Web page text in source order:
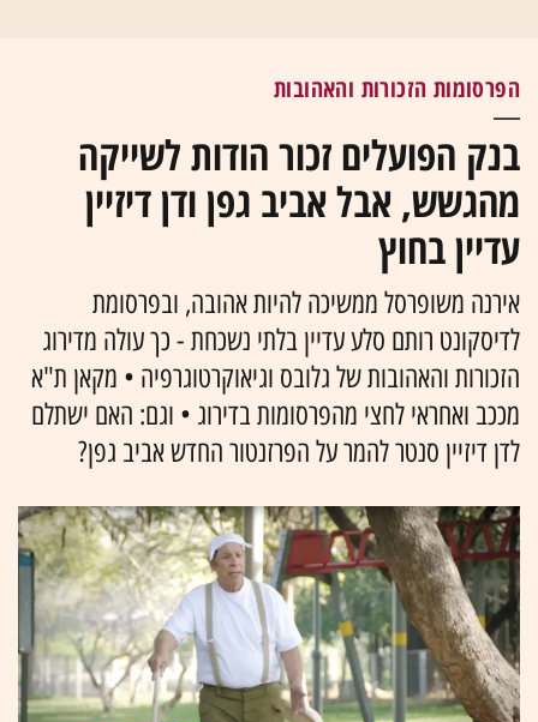
הפרסומות הזכורות והאהובות
בנק הפועלים זכור הודות לשייקה
מהגשש, אבל אביב גפן ודן דיזיין
עדיין בחוץ
אירנה משופרסל ממשיכה להיות אהובה, ובפרסומת
לדיסקונט רותם סלע עדיין בלתי נשכחת - כך עולה מדירוג
הזכורות והאהובות של גלובס וגיאוקרטוגרפיה • מקאן ת"א
מככב ואחראי לחצי מהפרסומות בדירוג • וגם: האם ישתלם
לדן דיזיין סנטר להמר על הפרזנטור החדש אביב גפן?